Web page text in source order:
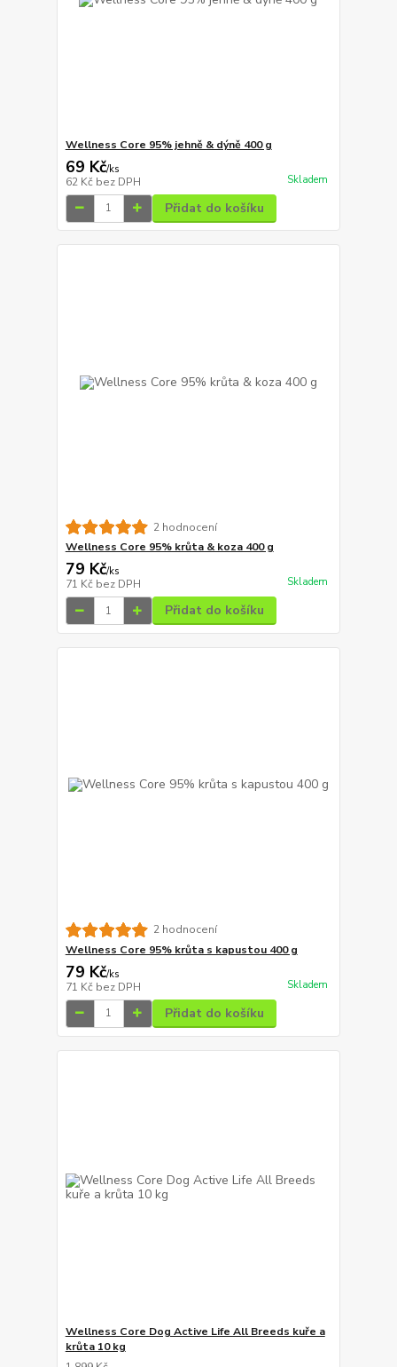
Wellness Core 95% jehně & dýně 400 g
69 Kč/ks
62 Kč bez DPH Skladem
Přidat do košíku
2 hodnocení
Wellness Core 95% krůta & koza 400 g
79 Kč/ks
71 Kč bez DPH Skladem
Přidat do košíku
2 hodnocení
Wellness Core 95% krůta s kapustou 400 g
79 Kč/ks
71 Kč bez DPH Skladem
Přidat do košíku
Wellness Core Dog Active Life All Breeds kuře a
krůta 10 kg